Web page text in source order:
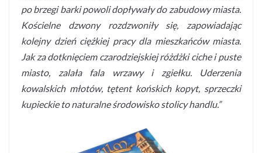
po brzegi barki powoli dopływały do zabudowy miasta.
Kościelne dzwony rozdzwoniły się, zapowiadając
kolejny dzień ciężkiej pracy dla mieszkańców miasta.
Jak za dotknięciem czarodziejskiej różdżki ciche i puste
miasto, zalała fala wrzawy i zgiełku. Uderzenia
kowalskich młotów, tętent końskich kopyt, sprzeczki
kupieckie to naturalne środowisko stolicy handlu.”